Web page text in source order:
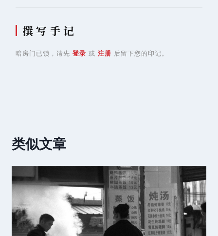
撰 写 手 记
暗房门已锁，请先 登录 或 注册 后留下您的印记。
类似文章